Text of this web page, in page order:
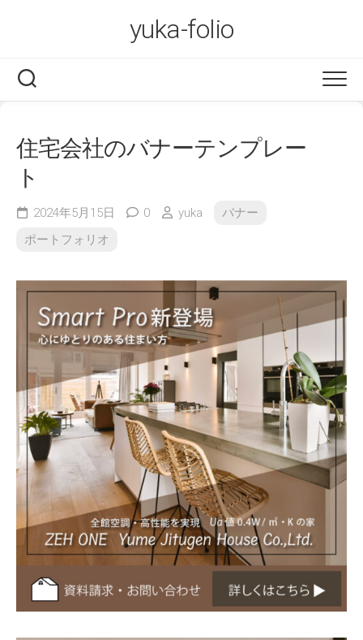
yuka-folio
住宅会社のバナーテンプレー
ト
2024年5月15日 0 yuka
バナー
ポートフォリオ